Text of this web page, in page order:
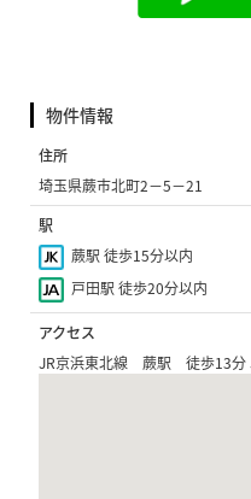
物件情報
住所
埼玉県蕨市北町2−5−21
駅
蕨駅 徒歩15分以内
戸田駅 徒歩20分以内
アクセス
JR京浜東北線 蕨駅 徒歩13